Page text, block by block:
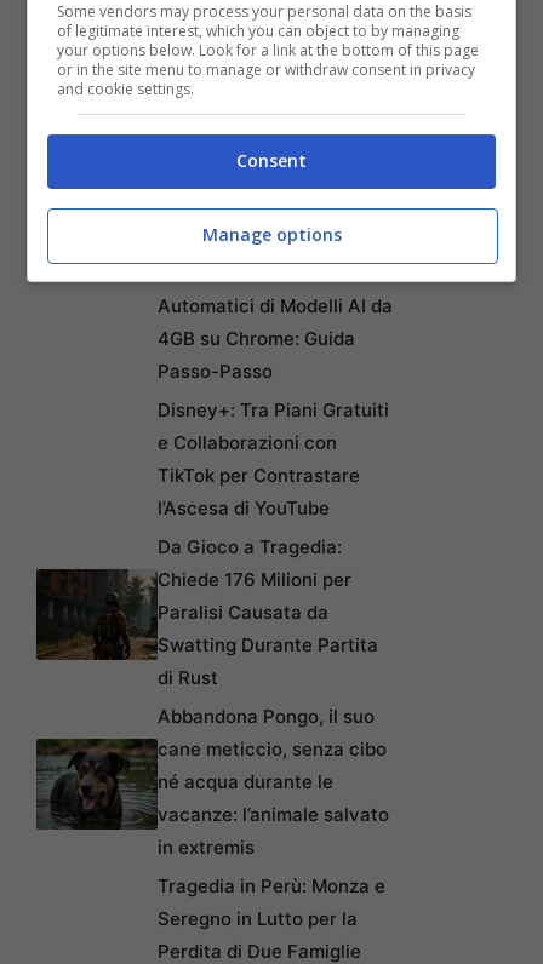
Articoli recenti
Automatici di Modelli AI da
4GB su Chrome: Guida
Passo-Passo
Disney+: Tra Piani Gratuiti
e Collaborazioni con
TikTok per Contrastare
l’Ascesa di YouTube
Da Gioco a Tragedia:
Chiede 176 Milioni per
Paralisi Causata da
Swatting Durante Partita
di Rust
Abbandona Pongo, il suo
cane meticcio, senza cibo
né acqua durante le
vacanze: l’animale salvato
in extremis
Tragedia in Perù: Monza e
Seregno in Lutto per la
Perdita di Due Famiglie
Some vendors may process your personal data on the basis
of legitimate interest, which you can object to by managing
your options below. Look for a link at the bottom of this page
or in the site menu to manage or withdraw consent in privacy
and cookie settings.
Consent
Manage options